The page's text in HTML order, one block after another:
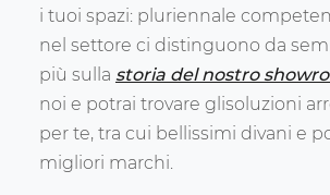
i tuoi spazi: pluriennale
nel settore ci distinguono da
più sulla storia del nostro
noi e potrai trovare glisoluzioni
per te, tra cui bellissimi divani e
migliori marchi.